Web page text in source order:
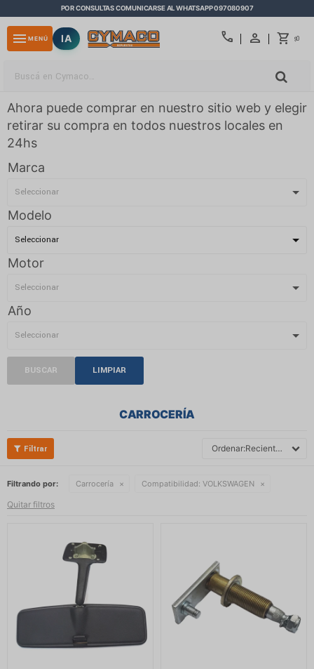
POR CONSULTAS COMUNICARSE AL WHATSAPP 097080907
call $0
menu MENÚ IA
Ahora puede comprar en nuestro sitio web y elegir
retirar su compra en todos nuestros locales en
24hs
Marca
Modelo
Motor
Año
BUSCAR LIMPIAR
CARROCERÍA
Recientes
Filtrando por: Carrocería Compatibilidad: VOLKSWAGEN
Quitar filtros
close